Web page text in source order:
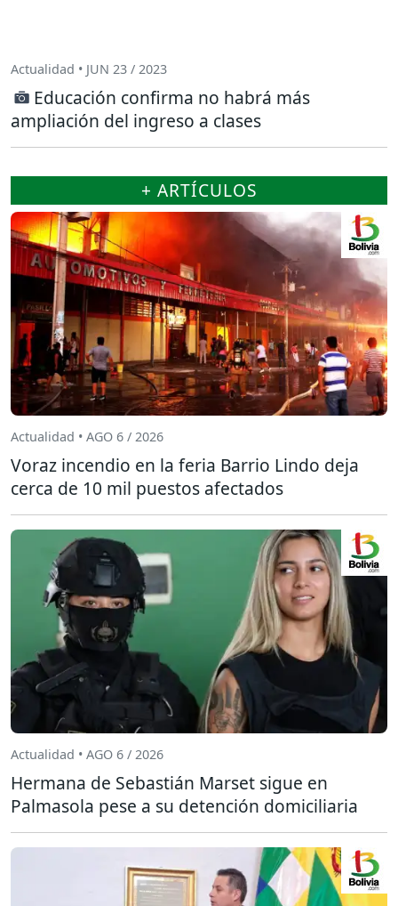
Actualidad • JUN 23 / 2023
Educación confirma no habrá más
ampliación del ingreso a clases
+ ARTÍCULOS
Actualidad • AGO 6 / 2026
Voraz incendio en la feria Barrio Lindo deja
cerca de 10 mil puestos afectados
Actualidad • AGO 6 / 2026
Hermana de Sebastián Marset sigue en
Palmasola pese a su detención domiciliaria